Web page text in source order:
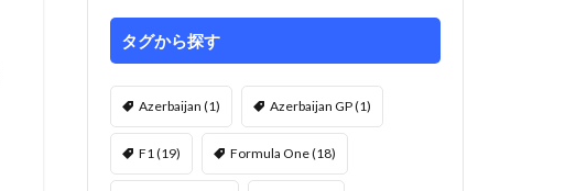
タグから探す
Azerbaijan (1) Azerbaijan GP(1)
F1(19) Formula One(18)